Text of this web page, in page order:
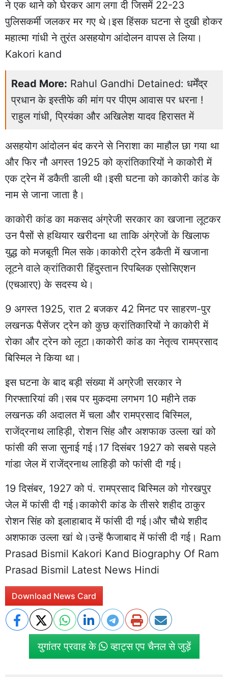
ने एक थाने को घेरकर आग लगा दी जिसमें 22-23
पुलिसकर्मी जलकर मर गए थे।इस हिंसक घटना से दुखी होकर
महात्मा गांधी ने तुरंत असहयोग आंदोलन वापस ले लिया।
Kakori kand
Read More: Rahul Gandhi Detained: धर्मेंद्र
प्रधान के इस्तीफे की मांग पर पीएम आवास पर धरना !
राहुल गांधी, प्रियंका और अखिलेश यादव हिरासत में
असहयोग आंदोलन बंद करने से निराशा का माहौल छा गया था
और फिर नौ अगस्त 1925 को क्रांतिकारियों ने काकोरी में
एक ट्रेन में डकैती डाली थी।इसी घटना को काकोरी कांड के
नाम से जाना जाता है।
काकोरी कांड का मकसद अंग्रेजी सरकार का खजाना लूटकर
उन पैसों से हथियार खरीदना था ताकि अंग्रेजों के खिलाफ
युद्ध को मजबूती मिल सके।काकोरी ट्रेन डकैती में खजाना
लूटने वाले क्रांतिकारी हिंदुस्तान रिपब्लिक एसोसिएशन
(एचआरए) के सदस्य थे।
9 अगस्त 1925, रात 2 बजकर 42 मिनट पर साहरण-पुर
लखनऊ पैसेंजर ट्रेन को कुछ क्रांतिकारियों ने काकोरी में
रोका और ट्रेन को लूटा।काकोरी कांड का नेतृत्व रामप्रसाद
बिस्मिल ने किया था।
इस घटना के बाद बड़ी संख्या में अग्रेजी सरकार ने
गिरफ्तारियां की।सब पर मुकदमा लगभग 10 महीने तक
लखनऊ की अदालत में चला और रामप्रसाद बिस्मिल,
राजेंद्रनाथ लाहिड़ी, रोशन सिंह और अशफाक उल्ला खां को
फांसी की सजा सुनाई गई।17 दिसंबर 1927 को सबसे पहले
गांडा जेल में राजेंद्रनाथ लाहिड़ी को फांसी दी गई।
19 दिसंबर, 1927 को पं. रामप्रसाद बिस्मिल को गोरखपुर
जेल में फांसी दी गई।काकोरी कांड के तीसरे शहीद ठाकुर
रोशन सिंह को इलाहाबाद में फांसी दी गई।और चौथे शहीद
अशफाक उल्ला खां थे।उन्हें फैजाबाद में फांसी दी गई। Ram
Prasad Bismil Kakori Kand Biography Of Ram
Prasad Bismil Latest News Hindi
Download News Card
युगांतर प्रवाह के व्हाट्स एप चैनल से जुड़ें